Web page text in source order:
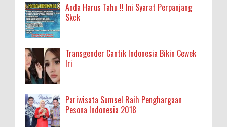
Anda Harus Tahu !! Ini Syarat Perpanjang
Skck
Transgender Cantik Indonesia Bikin Cewek
Iri
Pariwisata Sumsel Raih Penghargaan
Pesona Indonesia 2018